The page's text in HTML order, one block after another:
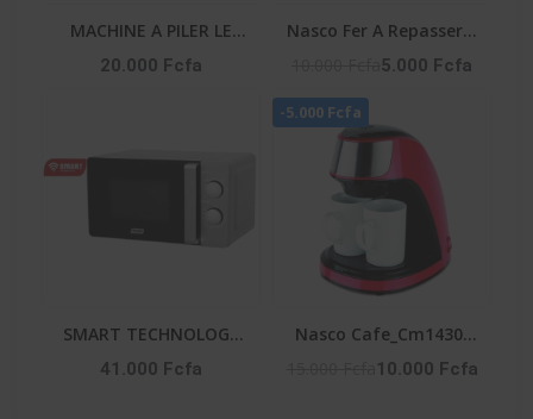
MACHINE A PILER LE
FOUTOU 6 LITRES 6PCS-
20.000 Fcfa
Nasco Fer A Repasser A
Vapeur - Fr_NA-8827A -
360° - Vert / Blanc
5.000 Fcfa
SMART TECHNOLOGY
Micro-Onde-STMW-
41.000 Fcfa
-5.000 Fcfa
Nasco Cafe_Cm1430-
Cb - Machine A Cafe -
10.000 Fcfa